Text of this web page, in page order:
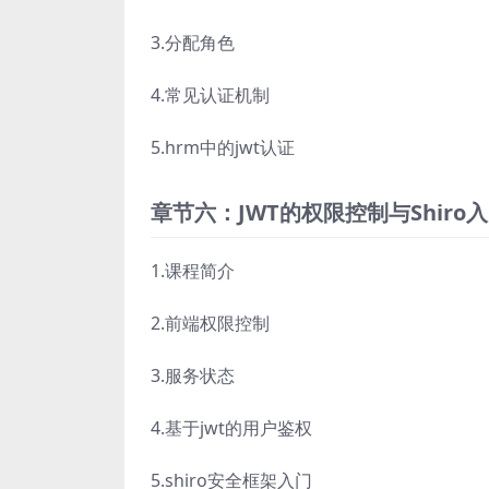
3.分配角色
4.常见认证机制
5.hrm中的jwt认证
章节六：JWT的权限控制与Shiro
1.课程简介
2.前端权限控制
3.服务状态
4.基于jwt的用户鉴权
5.shiro安全框架入门